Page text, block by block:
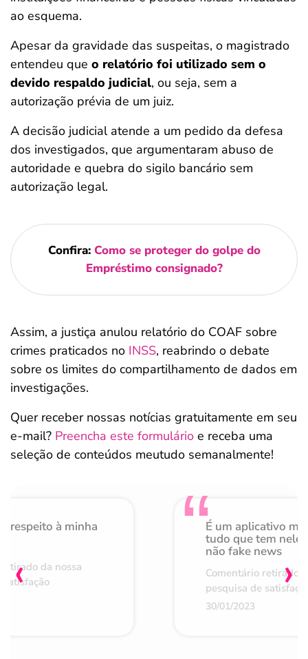
ao esquema.
Apesar da gravidade das suspeitas, o magistrado
entendeu que o relatório foi utilizado sem o
devido respaldo judicial, ou seja, sem a
autorização prévia de um juiz.
A decisão judicial atende a um pedido da defesa
dos investigados, que argumentaram abuso de
autoridade e quebra do sigilo bancário sem
autorização legal.
Confira: Como se proteger do golpe do
Empréstimo consignado?
Assim, a justiça anulou relatório do COAF sobre
crimes praticados no INSS, reabrindo o debate
sobre os limites do compartilhamento de dados em
investigações.
Quer receber nossas notícias gratuitamente em seu
e-mail? Preencha este formulário e receba uma
seleção de conteúdos meutudo semanalmente!
respeito à minha
da nossa
É um aplicativo
tudo que tem nele
não fake news
Comentário retirado
pesquisa de
30/01/2023
‹ ›